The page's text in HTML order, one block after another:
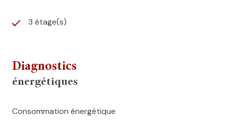
3 étage(s)
Diagnostics
énergétiques
Consommation énergétique